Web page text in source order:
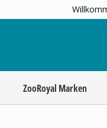
ZooRoyal Marken